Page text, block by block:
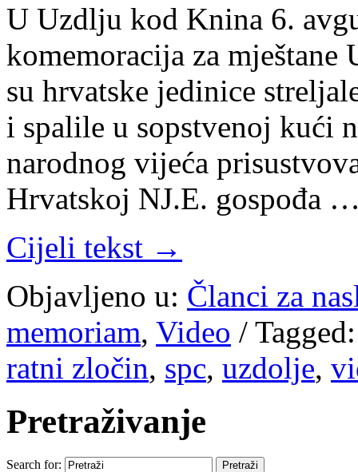
U Uzdlju kod Knina 6.
komemoracija za
su hrvatske jedinice
i spalile u sopstvenoj kući
narodnog vijeća
Hrvatskoj NJ.E. gospođa
Cijeli tekst →
Objavljeno u: Članci za
memoriam, Video / Tagged:
ratni zločin, spc, uzdolje,
Pretraživanje
Search for: